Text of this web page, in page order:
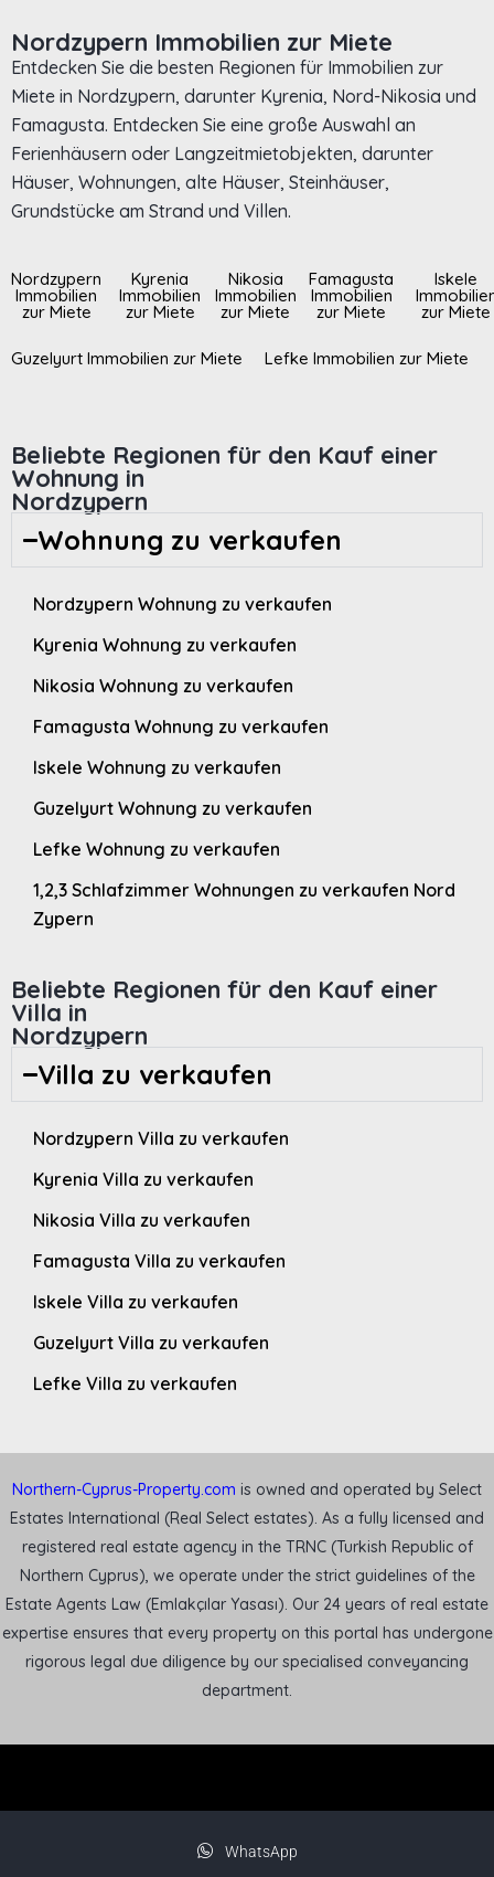
Nordzypern Immobilien zur Miete
Entdecken Sie die besten Regionen für Immobilien zur
Miete in Nordzypern, darunter Kyrenia, Nord-Nikosia und
Famagusta. Entdecken Sie eine große Auswahl an
Ferienhäusern oder Langzeitmietobjekten, darunter
Häuser, Wohnungen, alte Häuser, Steinhäuser,
Grundstücke am Strand und Villen.
Nordzypern
Immobilien
zur Miete
Kyrenia
Immobilien
zur Miete
Nikosia
Immobilien
zur Miete
Famagusta
Immobilien
zur Miete
Iskele
zur Miete
Guzelyurt Immobilien zur Miete Lefke Immobilien zur Miete
Beliebte Regionen für den Kauf einer
Wohnung in
Nordzypern
Wohnung zu verkaufen
Nordzypern Wohnung zu verkaufen
Kyrenia Wohnung zu verkaufen
Nikosia Wohnung zu verkaufen
Famagusta Wohnung zu verkaufen
Iskele Wohnung zu verkaufen
Guzelyurt Wohnung zu verkaufen
Lefke Wohnung zu verkaufen
1,2,3 Schlafzimmer Wohnungen zu verkaufen Nord
Zypern
Beliebte Regionen für den Kauf einer
Villa in
Nordzypern
Villa zu verkaufen
Nordzypern Villa zu verkaufen
Kyrenia Villa zu verkaufen
Nikosia Villa zu verkaufen
Famagusta Villa zu verkaufen
Iskele Villa zu verkaufen
Guzelyurt Villa zu verkaufen
Lefke Villa zu verkaufen
Northern-Cyprus-Property.com is owned and operated by Select
Estates International (Real Select estates). As a fully licensed and
registered real estate agency in the TRNC (Turkish Republic of
Northern Cyprus), we operate under the strict guidelines of the
Estate Agents Law (Emlakçılar Yasası). Our 24 years of real estate
expertise ensures that every property on this portal has undergone
rigorous legal due diligence by our specialised conveyancing
department.
WhatsApp